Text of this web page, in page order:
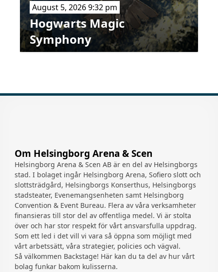
August 5, 2026 9:32 pm
Hogwarts Magic
Symphony
Om Helsingborg Arena & Scen
Helsingborg Arena & Scen AB är en del av Helsingborgs
stad. I bolaget ingår Helsingborg Arena, Sofiero slott och
slottsträdgård, Helsingborgs Konserthus, Helsingborgs
stadsteater, Evenemangsenheten samt Helsingborg
Convention & Event Bureau. Flera av våra verksamheter
finansieras till stor del av offentliga medel. Vi är stolta
över och har stor respekt för vårt ansvarsfulla uppdrag.
Som ett led i det vill vi vara så öppna som möjligt med
vårt arbetssätt, våra strategier, policies och vägval.
Så välkommen Backstage! Här kan du ta del av hur vårt
bolag funkar bakom kulisserna.